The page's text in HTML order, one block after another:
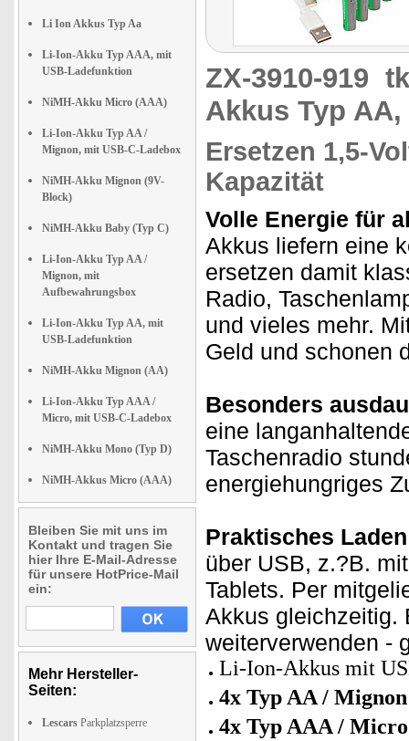
Li Ion Akkus Typ Aa
Li-Ion-Akku Typ AAA, mit
USB-Ladefunktion
NiMH-Akku Micro (AAA)
Li-Ion-Akku Typ AA /
Mignon, mit USB-C-Ladebox
NiMH-Akku Mignon (9V-
Block)
NiMH-Akku Baby (Typ C)
Li-Ion-Akku Typ AA /
Mignon, mit
Aufbewahrungsbox
Li-Ion-Akku Typ AA, mit
USB-Ladefunktion
NiMH-Akku Mignon (AA)
Li-Ion-Akku Typ AAA /
Micro, mit USB-C-Ladebox
NiMH-Akku Mono (Typ D)
NiMH-Akkus Micro (AAA)
Bleiben Sie mit uns im
Kontakt und tragen Sie
hier Ihre E-Mail-Adresse
für unsere HotPrice-Mail
ein:
Mehr Hersteller-
Seiten:
Lescars Parkplatzsperre
ZX-3910-919
Akkus Typ
Ersetzen 1,5-
Kapazität
Volle Energie für
Akkus liefern eine
ersetzen damit
Radio,
und vieles mehr.
Geld und schonen
Besonders
eine
Taschenradio
energiehungriges
Praktisches
über USB, z.?B.
Tablets. Per
Akkus gleichzeitig.
weiterverwenden -
Li-Ion-Akkus mit
4x Typ AA /
4x Typ AAA /